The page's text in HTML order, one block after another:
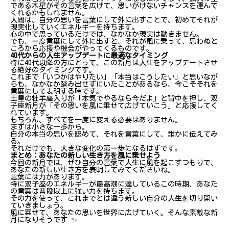
である木星がその言葉を広げて、思いがけないチャンスを運んで
くれるかもしれません。
人間は、自分の思いを言葉にして外に出すことで、初めてそれが
現実化していくエネルギーを持ちます。
心の中で思っているだけでは、なかなか現実は動きません。
でも、一度言葉にして外に出すと、それが風に乗って、思わぬと
ころから応援や機会がやってくるものです。
40代からの人生アップデートに最適なタイミング
特に40代以降の方にとって、この新月は人生をアップデートさせ
る絶好のタイミングです。
これまで「いつかはやりたい」「本当はこうしたい」と思いなが
らも、なかなか踏み出せずにいたことがあるなら、今こそそれを
言葉にして表明する時です。
土星の牡羊座入りが「本気でやるなら今だよ」と背中を押し、双
子座新月が「その思いを風に乗せて広げていこう」と応援してく
れています。
もちろん、すべてを一度に変える必要はありません。
まずは小さな一歩から。
自分の本当の思いを認めて、それを言葉にして、誰かに伝えてみ
る。
それだけでも、大きな変化の第一歩になるはずです。
まとめ：あなたの新しい生き方を風に乗せよう
今回の新月では、ぜひ自分の言葉で人生に風を起こすつもりで、
あなたの新しい生き方を表明してみてくださいね。
言葉には力があります。
特に双子座のエネルギーが最高潮に達しているこの時期、あなた
の言葉は普段以上に強い力を持ちます。
その力を使って、これまでとは違う新しい自分の人生を切り開い
ていきましょう。
風に乗せて、あなたの思いを世界に広げていく。そんな素敵な新
月になりそうです ✨